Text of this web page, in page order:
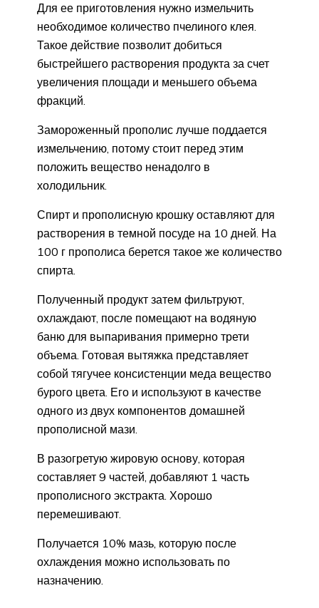
Для ее приготовления нужно измельчить
необходимое количество пчелиного клея.
Такое действие позволит добиться
быстрейшего растворения продукта за счет
увеличения площади и меньшего объема
фракций.
Замороженный прополис лучше поддается
измельчению, потому стоит перед этим
положить вещество ненадолго в
холодильник.
Спирт и прополисную крошку оставляют для
растворения в темной посуде на 10 дней. На
100 г прополиса берется такое же количество
спирта.
Полученный продукт затем фильтруют,
охлаждают, после помещают на водяную
баню для выпаривания примерно трети
объема. Готовая вытяжка представляет
собой тягучее консистенции меда вещество
бурого цвета. Его и используют в качестве
одного из двух компонентов домашней
прополисной мази.
В разогретую жировую основу, которая
составляет 9 частей, добавляют 1 часть
прополисного экстракта. Хорошо
перемешивают.
Получается 10% мазь, которую после
охлаждения можно использовать по
назначению.